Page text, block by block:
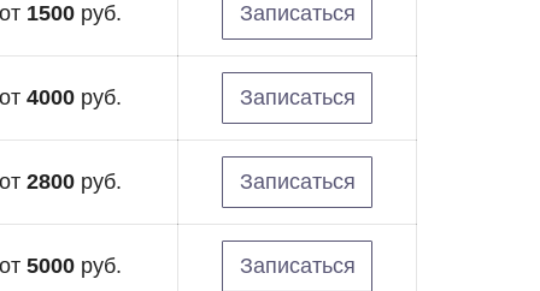
от 1500 руб. Записаться
от 4000 руб. Записаться
от 2800 руб. Записаться
от 5000 руб. Записаться